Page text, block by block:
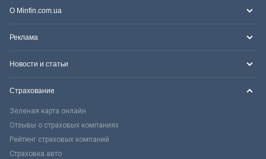
О Minfin.com.ua
Реклама
Новости и статьи
Страхование
Зеленая карта онлайн
Отзывы о страховых компаниях
Рейтинг страховых компаний
Страховка авто